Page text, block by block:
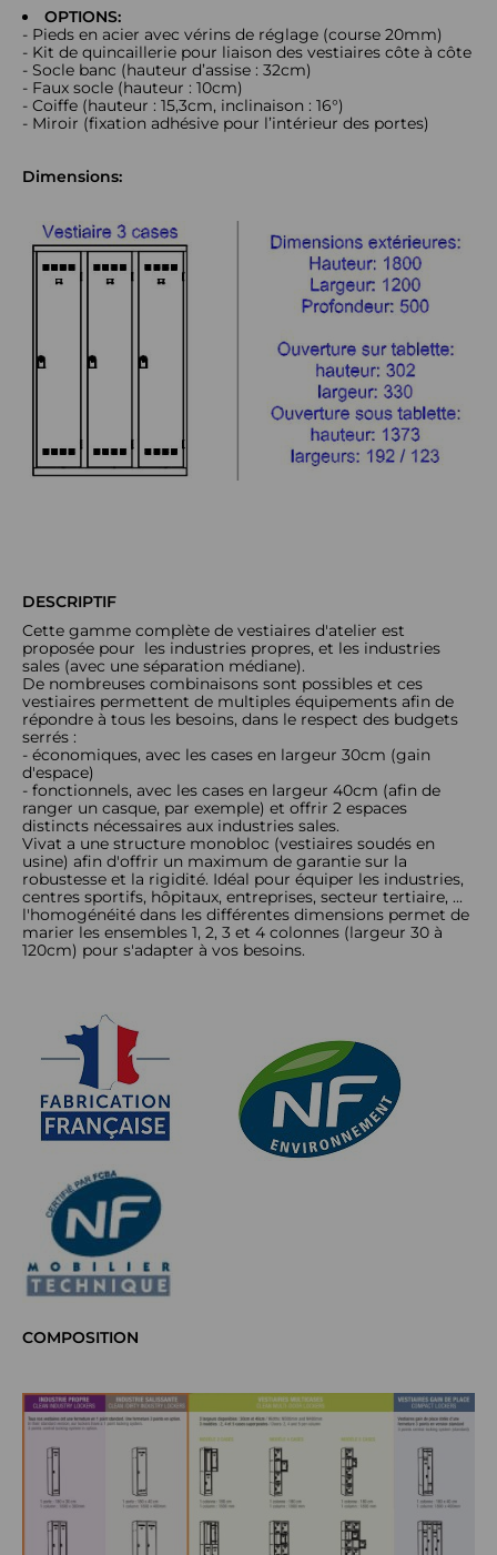
OPTIONS:
- Pieds en acier avec vérins de réglage (course 20mm)
- Kit de quincaillerie pour liaison des vestiaires côte à côte
- Socle banc (hauteur d’assise : 32cm)
- Faux socle (hauteur : 10cm)
- Coiffe (hauteur : 15,3cm, inclinaison : 16°)
- Miroir (fixation adhésive pour l’intérieur des portes)
Dimensions:
DESCRIPTIF
Cette gamme complète de vestiaires d'atelier est
proposée pour les industries propres, et les industries
sales (avec une séparation médiane).
De nombreuses combinaisons sont possibles et ces
vestiaires permettent de multiples équipements afin de
répondre à tous les besoins, dans le respect des budgets
serrés :
- économiques, avec les cases en largeur 30cm (gain
d'espace)
- fonctionnels, avec les cases en largeur 40cm (afin de
ranger un casque, par exemple) et offrir 2 espaces
distincts nécessaires aux industries sales.
Vivat a une structure monobloc (vestiaires soudés en
usine) afin d'offrir un maximum de garantie sur la
robustesse et la rigidité. Idéal pour équiper les industries,
centres sportifs, hôpitaux, entreprises, secteur tertiaire, ...
l'homogénéité dans les différentes dimensions permet de
marier les ensembles 1, 2, 3 et 4 colonnes (largeur 30 à
120cm) pour s'adapter à vos besoins.
COMPOSITION